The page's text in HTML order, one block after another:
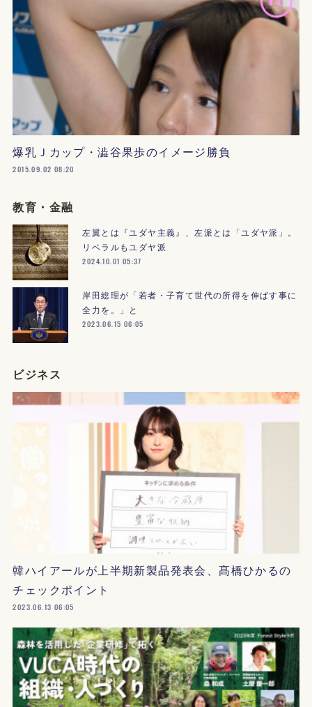
爆乳Ｊカップ・澁谷果歩のイメージ勝負
2015.09.02 08:20
教育・金融
左翼とは『ユダヤ主義』、左派とは「ユダヤ派」。
リベラルもユダヤ派
2024.10.01 05:37
岸田総理が「若者・子育て世代の所得を伸ばす事に
全力を。」と
2023.06.15 06:05
ビジネス
韓ハイアールが上半期新製品発表会、髙橋ひかるの
チェックポイント
2023.06.13 06:05